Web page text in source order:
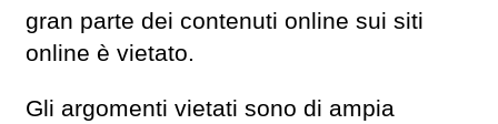
gran parte dei contenuti online sui siti
online è vietato.
Gli argomenti vietati sono di ampia